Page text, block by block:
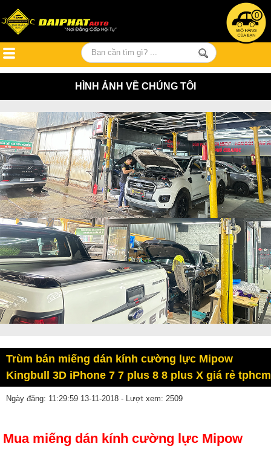
0
HÌNH ẢNH VỀ CHÚNG TÔI
Trùm bán miếng dán kính cường lực Mipow
Kingbull 3D iPhone 7 7 plus 8 8 plus X giá rẻ tphcm
Ngày đăng: 11:29:59 13-11-2018 - Lượt xem: 2509
Mua miếng dán kính cường lực Mipow